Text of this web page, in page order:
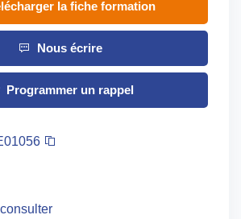
la fiche formation
Nous écrire
Programmer un rappel